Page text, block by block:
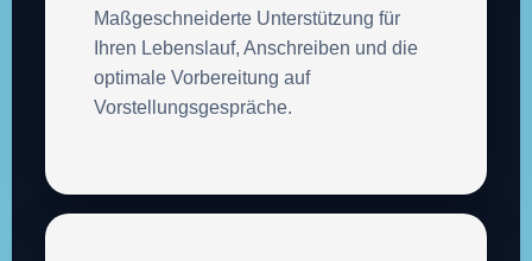
Maßgeschneiderte Unterstützung für
Ihren Lebenslauf, Anschreiben und die
optimale Vorbereitung auf
Vorstellungsgespräche.